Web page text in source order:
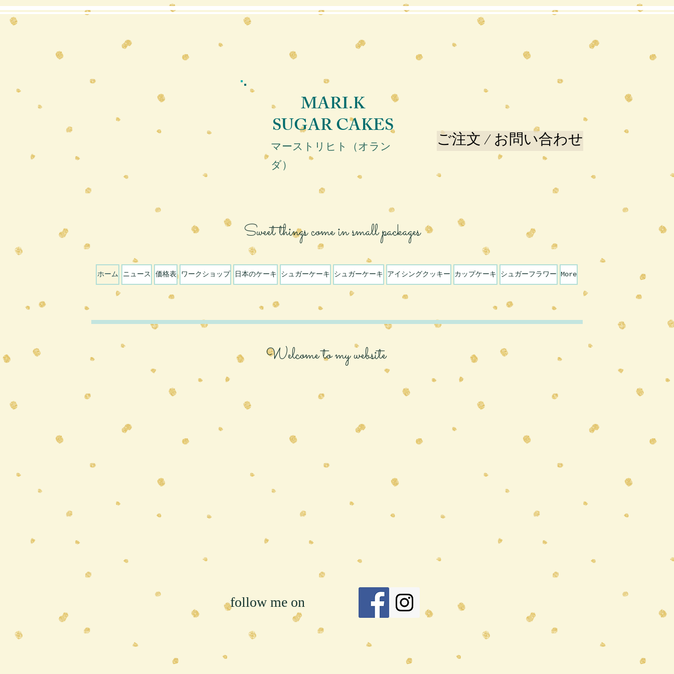
MARI.K
SUGAR CAKES
マーストリヒト（オラン
ダ）
ご注文 / お問い合わせ
Sweet things come in small packages
ホーム ニュース 価格表 ワークショップ 日本のケーキ シュガーケーキ シュガーケーキ アイシングクッキー カップケーキ シュガーフラワー More
Welcome to my website
follow me on